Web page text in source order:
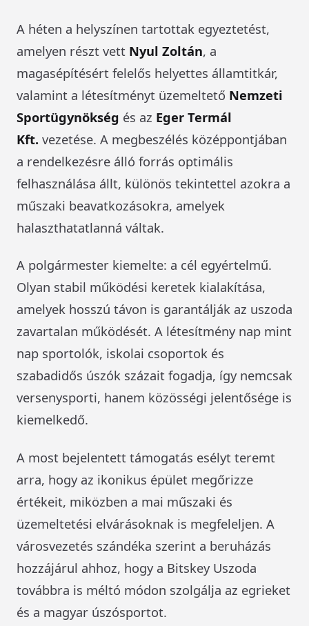
A héten a helyszínen tartottak egyeztetést,
amelyen részt vett Nyul Zoltán, a
magasépítésért felelős helyettes államtitkár,
valamint a létesítményt üzemeltető Nemzeti
Sportügynökség és az Eger Termál
Kft. vezetése. A megbeszélés középpontjában
a rendelkezésre álló forrás optimális
felhasználása állt, különös tekintettel azokra a
műszaki beavatkozásokra, amelyek
halaszthatatlanná váltak.
A polgármester kiemelte: a cél egyértelmű.
Olyan stabil működési keretek kialakítása,
amelyek hosszú távon is garantálják az uszoda
zavartalan működését. A létesítmény nap mint
nap sportolók, iskolai csoportok és
szabadidős úszók százait fogadja, így nemcsak
versenysporti, hanem közösségi jelentősége is
kiemelkedő.
A most bejelentett támogatás esélyt teremt
arra, hogy az ikonikus épület megőrizze
értékeit, miközben a mai műszaki és
üzemeltetési elvárásoknak is megfeleljen. A
városvezetés szándéka szerint a beruházás
hozzájárul ahhoz, hogy a Bitskey Uszoda
továbbra is méltó módon szolgálja az egrieket
és a magyar úszósportot.